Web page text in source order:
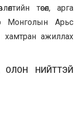
төсөл, арга
Монголын Арьс
хамтран ажиллах
ОЛОН НИЙТТЭЙ